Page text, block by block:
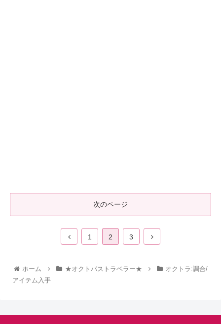
次のページ
1 2 3
ホーム ★オクトパストラベラー★
オクトラ:調合/
アイテム入手